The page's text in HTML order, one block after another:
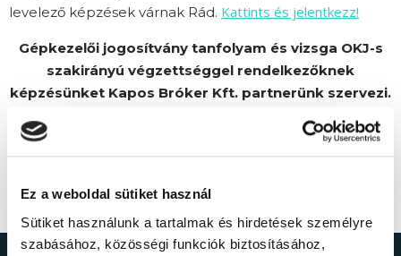
Ez a weboldal sütiket használ
Sütiket használunk a tartalmak és hirdetések személyre
szabásához, közösségi funkciók biztosításához,
levelező képzések várnak Rád. Kattints és jelentkezz!
Gépkezelői jogosítvány tanfolyam és vizsga OKJ-s
szakirányú végzettséggel rendelkezőknek
képzésünket Kapos Bróker Kft. partnerünk szervezi.